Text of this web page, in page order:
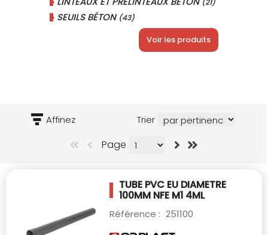
(21)
SEUILS BÉTON (43)
Voir les produits
Affinez Trier
Page
TUBE PVC EU DIAMETRE
100MM NFE M1 4ML
Référence : 251100